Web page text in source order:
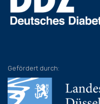
Gefördert durch: